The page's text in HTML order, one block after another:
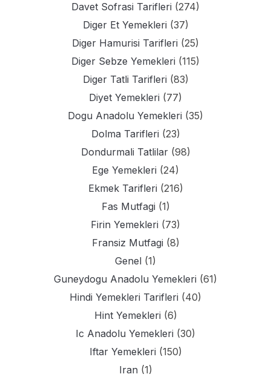
Davet Sofrasi Tarifleri (274)
Diger Et Yemekleri (37)
Diger Hamurisi Tarifleri (25)
Diger Sebze Yemekleri (115)
Diger Tatli Tarifleri (83)
Diyet Yemekleri (77)
Dogu Anadolu Yemekleri (35)
Dolma Tarifleri (23)
Dondurmali Tatlilar(98)
Ege Yemekleri (24)
Ekmek Tarifleri (216)
Fas Mutfagi (1)
Firin Yemekleri (73)
Fransiz Mutfagi (8)
Genel (1)
Guneydogu Anadolu Yemekleri (61)
Hindi Yemekleri Tarifleri (40)
Hint Yemekleri (6)
Ic Anadolu Yemekleri (30)
Iftar Yemekleri (150)
Iran (1)